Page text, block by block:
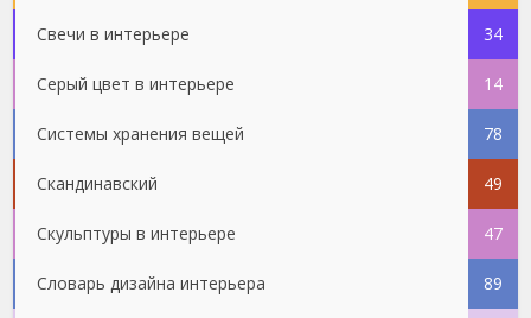
Свечи в интерьере 34
Серый цвет в интерьере 14
Системы хранения вещей 78
Скандинавский 49
Скульптуры в интерьере 47
Словарь дизайна интерьера 89